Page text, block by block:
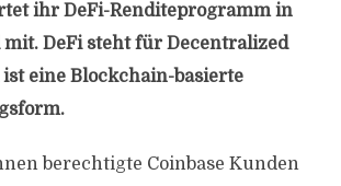
ihr DeFi-Renditeprogramm in
DeFi steht für Decentralized
eine Blockchain-basierte
berechtigte Coinbase Kunden